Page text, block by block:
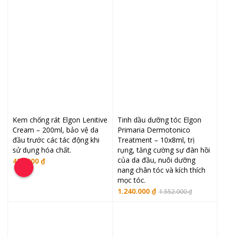
Kem chống rát Elgon Lenitive
Cream – 200ml, bảo vệ da
đầu trước các tác động khi
sử dụng hóa chất.
420.000 ₫
Tinh dầu dưỡng tóc Elgon
Primaria Dermotonico
Treatment – 10x8ml, trị
rụng, tăng cường sự đàn hồi
của da đầu, nuôi dưỡng
nang chân tóc và kích thích
mọc tóc.
1.552.000₫
Giá
1.240.000 ₫
Giá